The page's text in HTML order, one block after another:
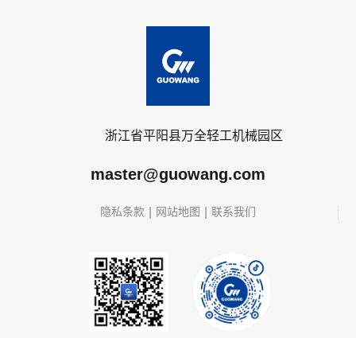
浙江省平阳县万全轻工机械园区
master@guowang.com
隐私条款 网站地图 联系我们